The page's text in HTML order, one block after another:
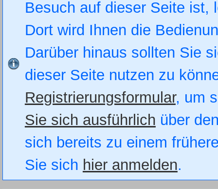
Besuch auf dieser Seite
Dort wird Ihnen die
Darüber hinaus sollten Sie
dieser Seite nutzen zu
Registrierungsformular, um
Sie sich ausführlich über
sich bereits zu einem
Sie sich hier anmelden.